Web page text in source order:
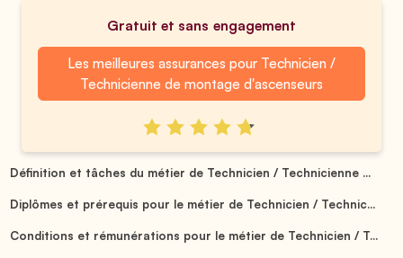
Gratuit et sans engagement
Les meilleures assurances pour Technicien /
Technicienne de montage d'ascenseurs
Définition et tâches du métier de Technicien / Technicienne ...
Diplômes et prérequis pour le métier de Technicien / Technic...
Conditions et rémunérations pour le métier de Technicien / T...